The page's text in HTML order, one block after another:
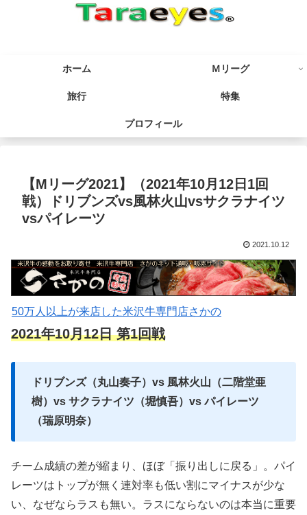
ホーム Ｍリーグ
旅行 特集
プロフィール
【Mリーグ2021】（2021年10月12日1回
戦）ドリブンズvs風林火山vsサクラナイツ
vsパイレーツ
2021.10.12
50万人以上が来店した米沢牛専門店さかの
2021年10月12日 第1回戦
ドリブンズ（丸山奏子）vs 風林火山（二階堂亜
樹）vs サクラナイツ（堀慎吾）vs パイレーツ
（瑞原明奈）
チーム成績の差が縮まり、ほぼ「振り出しに戻る」。パイ
レーツはトップが無く連対率も低い割にマイナスが少な
い、なぜならラスも無い。ラスにならないのは本当に重要